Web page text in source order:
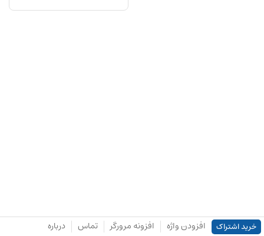
خرید اشتراک افزودن واژه افزونه مرورگر تماس درباره